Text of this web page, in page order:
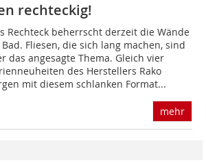
rechteckig!
Rechteck beherrscht derzeit die Wände
Fliesen, die sich lang machen, sind
das angesagte Thema. Gleich vier
des Herstellers Rako
mit diesem schlanken Format...
mehr